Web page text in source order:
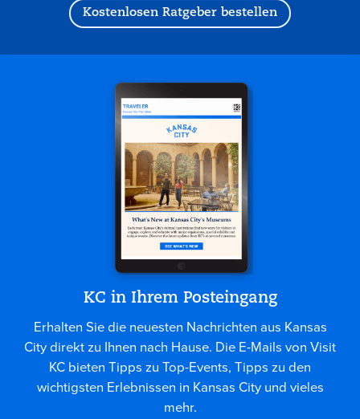
Kostenlosen Ratgeber bestellen
KC in Ihrem Posteingang
Erhalten Sie die neuesten Nachrichten aus Kansas
City direkt zu Ihnen nach Hause. Die E-Mails von Visit
KC bieten Tipps zu Top-Events, Tipps zu den
wichtigsten Erlebnissen in Kansas City und vieles
mehr.